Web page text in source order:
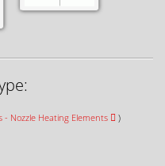
- Nozzle Heating Elements )